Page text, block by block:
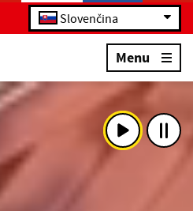
Slovenčina
Menu